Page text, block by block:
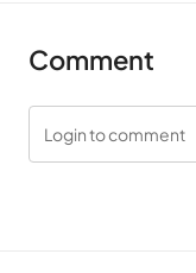
Comment
Login to comment